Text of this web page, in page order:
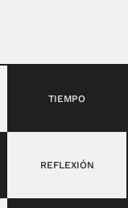
TIEMPO
REFLEXIÓN